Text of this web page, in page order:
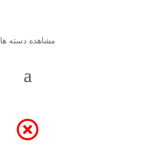
مشاهده دسته ها